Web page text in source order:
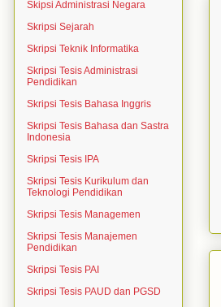
Skipsi Administrasi Negara
Skripsi Sejarah
Skripsi Teknik Informatika
Skripsi Tesis Administrasi
Pendidikan
Skripsi Tesis Bahasa Inggris
Skripsi Tesis Bahasa dan Sastra
Indonesia
Skripsi Tesis IPA
Skripsi Tesis Kurikulum dan
Teknologi Pendidikan
Skripsi Tesis Managemen
Skripsi Tesis Manajemen
Pendidikan
Skripsi Tesis PAI
Skripsi Tesis PAUD dan PGSD